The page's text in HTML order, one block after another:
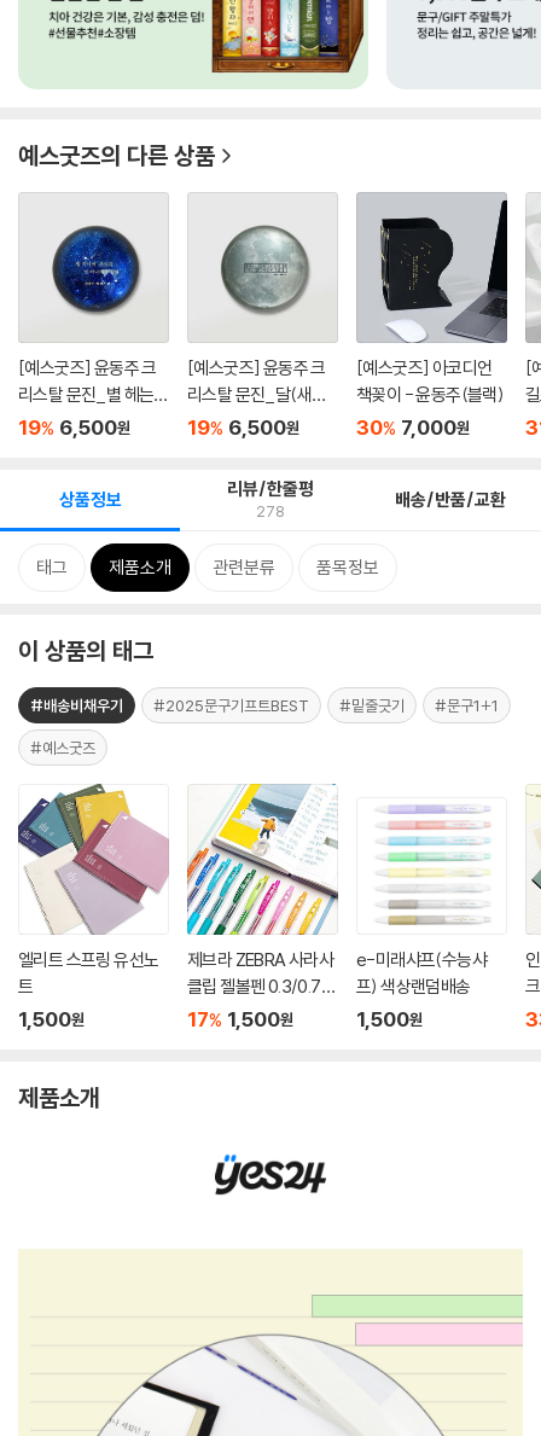
예스굿즈의 다른 상품
[예스굿즈] 윤동주 크
리스탈 문진_별 헤는
밤(무...
19% 6,500원
[예스굿즈] 윤동주 크
리스탈 문진_달(새로
운 길)...
19% 6,500원
[예스굿즈] 아코디언
책꽂이 - 윤동주(블랙)
30% 7,000원
[
상품정보 리뷰/한줄평
278 배송/반품/교환
태그 제품소개 관련분류 품목정보
이 상품의 태그
#배송비채우기 #2025문구기프트BEST #밑줄긋기 #문구1+1
#예스굿즈
엘리트 스프링 유선노
트
1,500원
제브라 ZEBRA 사라사
클립 젤볼펜 0.3/0.7m
m
17% 1,500원
e-미래샤프(수능샤
프) 색상랜덤배송
1,500원
크
제품소개